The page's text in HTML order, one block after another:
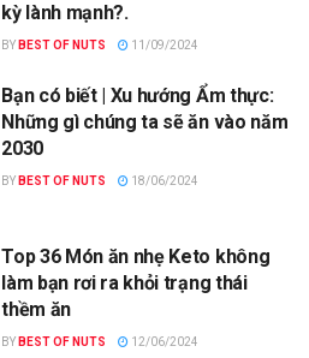
kỳ lành mạnh?.
BY BEST OF NUTS 11/09/2024
Bạn có biết | Xu hướng Ẩm thực:
Những gì chúng ta sẽ ăn vào năm
2030
BY BEST OF NUTS 18/06/2024
Top 36 Món ăn nhẹ Keto không
làm bạn rơi ra khỏi trạng thái
thềm ăn
BY BEST OF NUTS 12/06/2024